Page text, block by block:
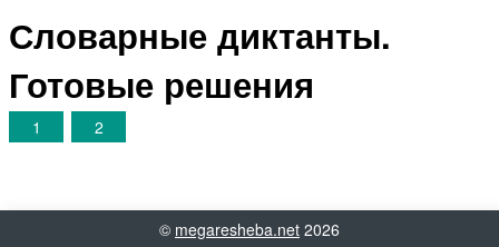
Словарные диктанты.
Готовые решения
1 2
© megaresheba.net 2026